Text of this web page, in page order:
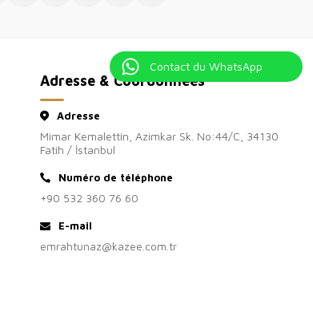
Contact du WhatsApp
Adresse & Coordonnées
Adresse
Mimar Kemalettin, Azimkar Sk. No:44/C, 34130
Fatih / İstanbul
Numéro de téléphone
+90 532 360 76 60
E-mail
emrahtunaz@kazee.com.tr